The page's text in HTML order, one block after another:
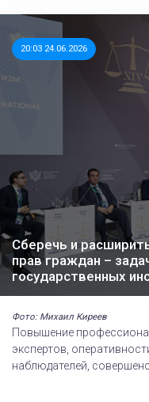
20:03 24.06.2026
Сберечь и
прав граждан –
государственных
Фото: Михаил Киреев
Повышение
экспертов,
наблюдателей,